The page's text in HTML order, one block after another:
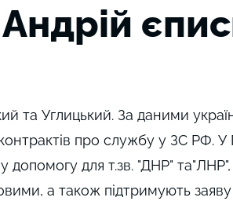
та Углицький. За даними
про службу у ЗС РФ. У
допомогу для т.зв. "ДНР"
а також підтримують